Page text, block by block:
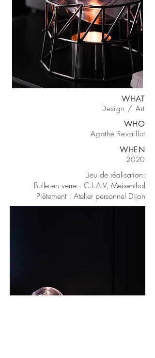
WHAT
Design / Art
WHO
Agathe Revaillot
WHEN
2020
Lieu de réalisation:
Bulle en verre : C.I.A.V, Meisenthal
Piètement : Atelier personnel Dijon